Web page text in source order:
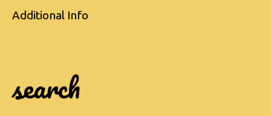
Additional Info
search